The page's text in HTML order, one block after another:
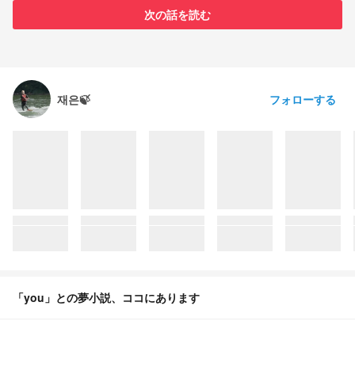
次の話を読む
재은🍃 フォローする
「you」との夢小説、ココにあります